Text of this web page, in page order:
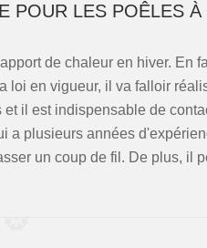
POUR LES POÊLES À
de chaleur en hiver. En
loi en vigueur, il va falloir
il est indispensable de
a plusieurs années
un coup de fil. De plus, il